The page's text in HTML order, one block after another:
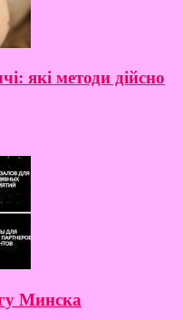
які методи дійсно
Минска